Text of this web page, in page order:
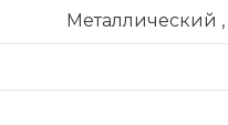
Металлический ,